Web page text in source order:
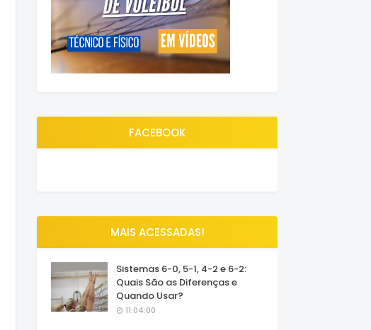
FACEBOOK
MAIS ACESSADAS!
Sistemas 6-0, 5-1, 4-2 e 6-2:
Quais São as Diferenças e
Quando Usar?
11:04:00